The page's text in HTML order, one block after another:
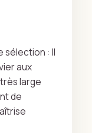
sélection : Il
aux
large
de